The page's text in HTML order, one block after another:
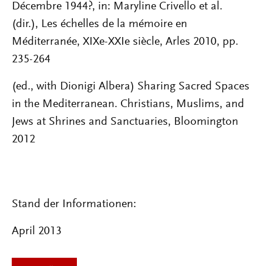
Décembre 1944?, in: Maryline Crivello et al.
(dir.), Les échelles de la mémoire en
Méditerranée, XIXe-XXIe siècle, Arles 2010, pp.
235-264
(ed., with Dionigi Albera) Sharing Sacred Spaces
in the Mediterranean. Christians, Muslims, and
Jews at Shrines and Sanctuaries, Bloomington
2012
Stand der Informationen:
April 2013